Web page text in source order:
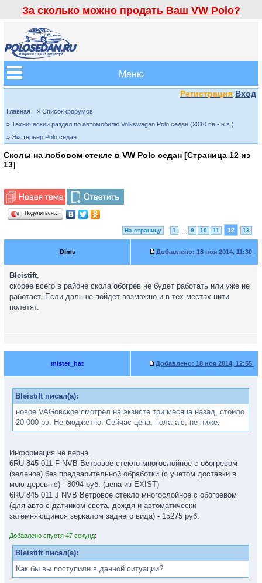
За сколько можно продать Ваш VW Polo?
Меню
Регистрация Вход
Главная
» Список форумов
» Технический раздел по автомобилю Volkswagen Polo седан (2010 г.в - н.в.)
» Экстерьер Polo седан
Сколы на лобовом стекле в VW Polo седан [Страница 12 из
13]
Поделиться…
На страницу 1 9 10 11 12 13
Dims Добавлено: 18 ноя 2014, 11:30
Bleistift,
скорее всего в районе скола обогрев не будет работать или уже не
работает. Если дальше пойдет возможно и в тех местах нити
полетят.
mister_hat Добавлено: 18 ноя 2014, 12:55
Bleistift писал(а):
новое VAGовское смотрел на экзисте три месяца назад, стоило
20 000 рэ. Не бюджетно. Сейчас цена, полагаю, не ниже.
Информация не верна.
6RU 845 011 F NVB Ветровое стекло многослойное с обогревом
(зеленое) без предварительной обработки (с учетом доставки в
мою деревню) - 8094 руб. (цена из EXIST)
6RU 845 011 J NVB Ветровое стекло многослойное с обогревом
(для авто с датчиком света, дождя и автоматически
затемняющимся зеркалом заднего вида) - 15275 руб.
Добавлено спустя 47 секунд:
Bleistift писал(а):
Как бы вы поступили в данной ситуации?